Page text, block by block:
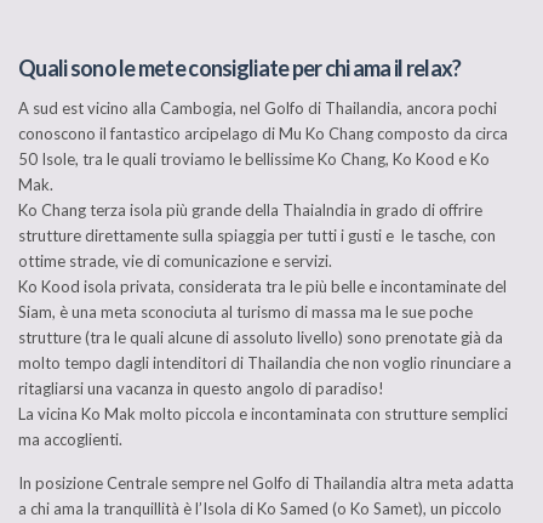
Quali sono le mete consigliate per chi ama il relax?
A sud est vicino alla Cambogia, nel Golfo di Thailandia, ancora pochi
conoscono il fantastico arcipelago di Mu Ko Chang composto da circa
50 Isole, tra le quali troviamo le bellissime Ko Chang, Ko Kood e Ko
Mak.
Ko Chang terza isola più grande della Thaialndia in grado di offrire
strutture direttamente sulla spiaggia per tutti i gusti e le tasche, con
ottime strade, vie di comunicazione e servizi.
Ko Kood isola privata, considerata tra le più belle e incontaminate del
Siam, è una meta sconociuta al turismo di massa ma le sue poche
strutture (tra le quali alcune di assoluto livello) sono prenotate già da
molto tempo dagli intenditori di Thailandia che non voglio rinunciare a
ritagliarsi una vacanza in questo angolo di paradiso!
La vicina Ko Mak molto piccola e incontaminata con strutture semplici
ma accoglienti.
In posizione Centrale sempre nel Golfo di Thailandia altra meta adatta
a chi ama la tranquillità è l’Isola di Ko Samed (o Ko Samet), un piccolo